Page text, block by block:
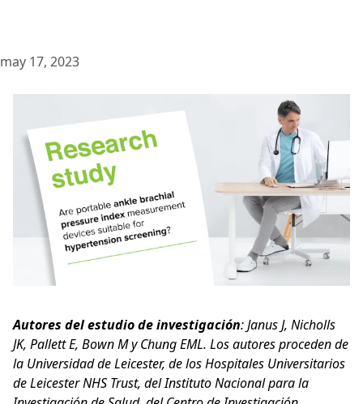
may 17, 2023
Autores del estudio de investigación: Janus J, Nicholls
JK, Pallett E, Bown M y Chung EML. Los autores proceden de
la Universidad de Leicester, de los Hospitales Universitarios
de Leicester NHS Trust, del Instituto Nacional para la